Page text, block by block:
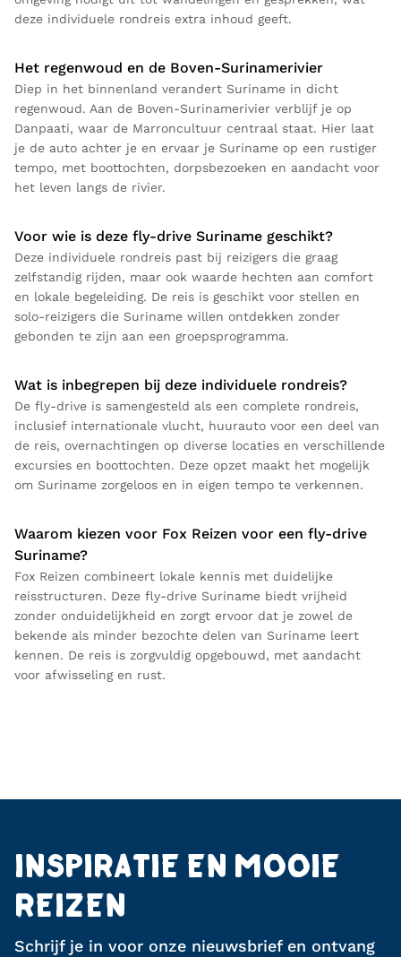
deze individuele rondreis extra inhoud geeft.
Het regenwoud en de Boven-Surinamerivier
Diep in het binnenland verandert Suriname in dicht
regenwoud. Aan de Boven-Surinamerivier verblijf je op
Danpaati, waar de Marroncultuur centraal staat. Hier laat
je de auto achter je en ervaar je Suriname op een rustiger
tempo, met boottochten, dorpsbezoeken en aandacht voor
het leven langs de rivier.
Voor wie is deze fly-drive Suriname geschikt?
Deze individuele rondreis past bij reizigers die graag
zelfstandig rijden, maar ook waarde hechten aan comfort
en lokale begeleiding. De reis is geschikt voor stellen en
solo-reizigers die Suriname willen ontdekken zonder
gebonden te zijn aan een groepsprogramma.
Wat is inbegrepen bij deze individuele rondreis?
De fly-drive is samengesteld als een complete rondreis,
inclusief internationale vlucht, huurauto voor een deel van
de reis, overnachtingen op diverse locaties en verschillende
excursies en boottochten. Deze opzet maakt het mogelijk
om Suriname zorgeloos en in eigen tempo te verkennen.
Waarom kiezen voor Fox Reizen voor een fly-drive
Suriname?
Fox Reizen combineert lokale kennis met duidelijke
reisstructuren. Deze fly-drive Suriname biedt vrijheid
zonder onduidelijkheid en zorgt ervoor dat je zowel de
bekende als minder bezochte delen van Suriname leert
kennen. De reis is zorgvuldig opgebouwd, met aandacht
voor afwisseling en rust.
INSPIRATIE EN MOOIE
REIZEN
Schrijf je in voor onze nieuwsbrief en ontvang